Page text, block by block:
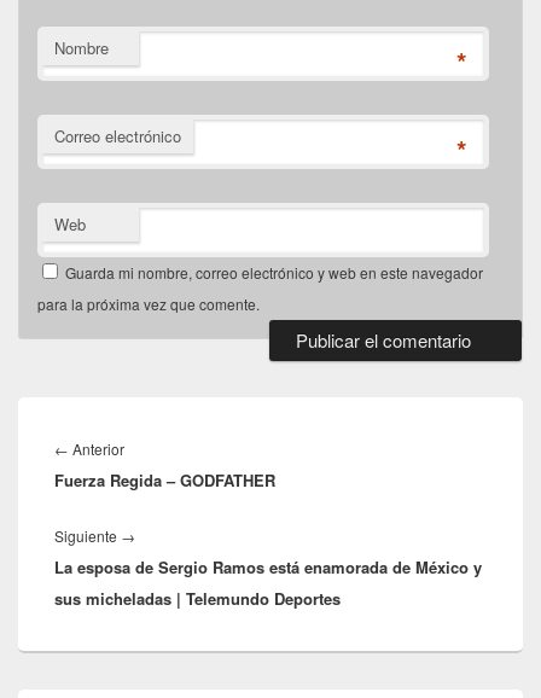
Nombre *
Correo electrónico *
Web
Guarda mi nombre, correo electrónico y web en este navegador
para la próxima vez que comente.
de
entradas
← AnteriorEntrada
anterior:
Fuerza Regida – GODFATHER
Siguiente →
siguiente:
La esposa de Sergio Ramos está enamorada de México y
sus micheladas | Telemundo Deportes